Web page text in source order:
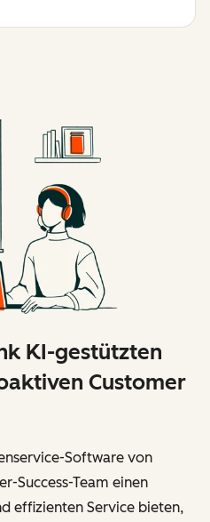
KI-gestützten
Customer
Software von
Success-Team einen
effizienten Service bieten,